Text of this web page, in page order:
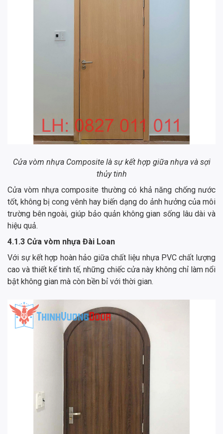
Cửa vòm nhựa Composite là sự kết hợp giữa nhựa và sợi
thủy tinh
Cửa vòm nhựa composite thường có khả năng chống nước
tốt, không bị cong vênh hay biến dạng do ảnh hưởng của môi
trường bên ngoài, giúp bảo quản không gian sống lâu dài và
hiệu quả.
4.1.3 Cửa vòm nhựa Đài Loan
Với sự kết hợp hoàn hảo giữa chất liệu nhựa PVC chất lượng
cao và thiết kế tinh tế, những chiếc cửa này không chỉ làm nổi
bật không gian mà còn bền bỉ với thời gian.